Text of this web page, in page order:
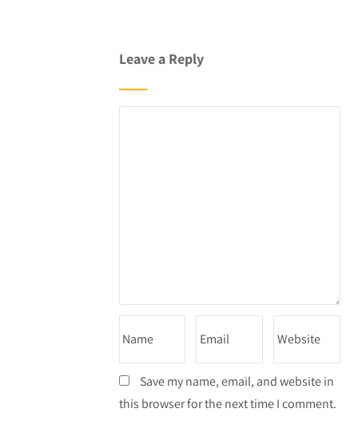
Leave a Reply
Save my name, email, and website in
this browser for the next time I comment.